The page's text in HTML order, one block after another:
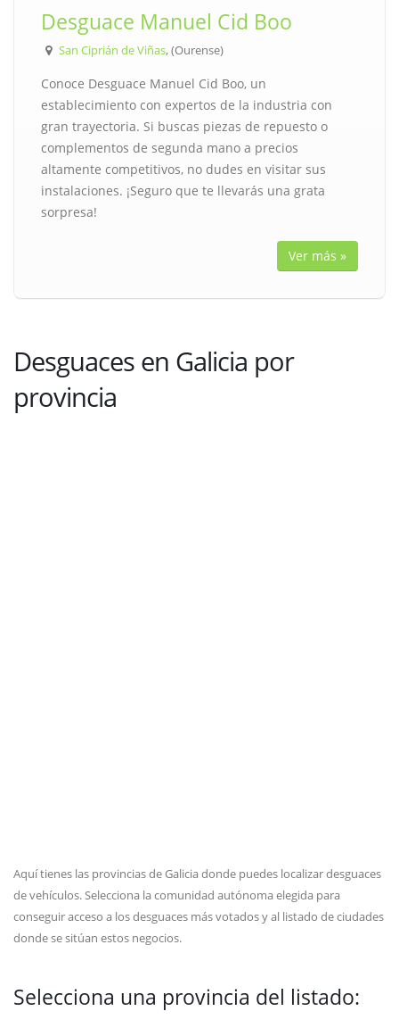
Desguace Manuel Cid Boo
San Ciprián de Viñas, (Ourense)
Conoce Desguace Manuel Cid Boo, un
establecimiento con expertos de la industria con
gran trayectoria. Si buscas piezas de repuesto o
complementos de segunda mano a precios
altamente competitivos, no dudes en visitar sus
instalaciones. ¡Seguro que te llevarás una grata
sorpresa!
Ver más »
Desguaces en Galicia por
provincia
Aquí tienes las provincias de Galicia donde puedes localizar desguaces
de vehículos. Selecciona la comunidad autónoma elegida para
conseguir acceso a los desguaces más votados y al listado de ciudades
donde se sitúan estos negocios.
Selecciona una provincia del listado: